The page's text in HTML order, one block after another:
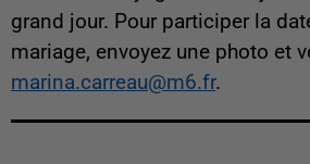
grand jour. Pour participer la
mariage, envoyez une photo et
marina.carreau@m6.fr.